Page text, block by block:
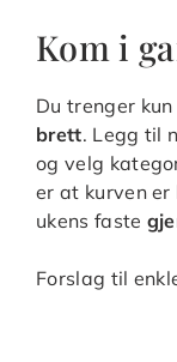
Kom i
Du trenger kun
brett. Legg til
og velg
er at kurven er
ukens faste
Forslag til